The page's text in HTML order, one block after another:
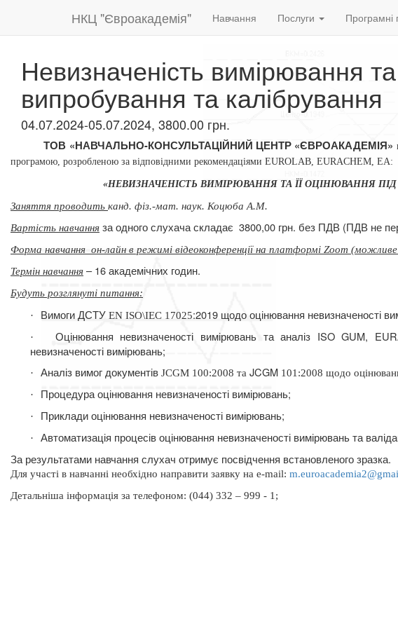
НКЦ "Євроакадемія" Навчання Послуги Програмні
Невизначеність вимірювання
випробування та калібрування
04.07.2024-05.07.2024, 3800.00 грн.
ТОВ «НАВЧАЛЬНО-КОНСУЛЬТАЦІЙНИЙ ЦЕНТР «ЄВРОАКАДЕМІЯ»
програмою, розробленою за відповідними рекомендаціями EUROLAB, EURАCHEM, ЕА:
«НЕВИЗНАЧЕНІСТЬ ВИМІРЮВАННЯ ТА ЇЇ ОЦІНЮВАННЯ
Заняття проводить канд. фіз.-мат. наук. Коцюба А.М.
Вартість навчання за одного слухача складає 3800,00 грн. без ПДВ (ПДВ не
Форма навчання он-лайн в режимі відеоконференції на платформі Zoom
Термін навчання – 16 академічних годин.
Будуть розглянуті питання:
·
Вимоги ДСТУENISO\IEC 17025:2019 щодо оцінювання невизначеності
·
Оцінювання невизначеності вимірювань та аналіз ISO GUM,
невизначеності вимірювань;
· Аналіз вимог документівJCGM 100:2008 таJCGM 101:2008 щодо
·
Процедура оцінювання невизначеності вимірювань;
· Приклади оцінювання невизначеності вимірювань;
·
Автоматизація процесів оцінювання невизначеності вимірювань та
За результатами навчання слухач отримує посвідчення встановленого зразка.
Для участі в навчанні необхідно направити заявку на e-mail:
Детальніша інформація за телефоном: (044) 332 – 999 - 1;